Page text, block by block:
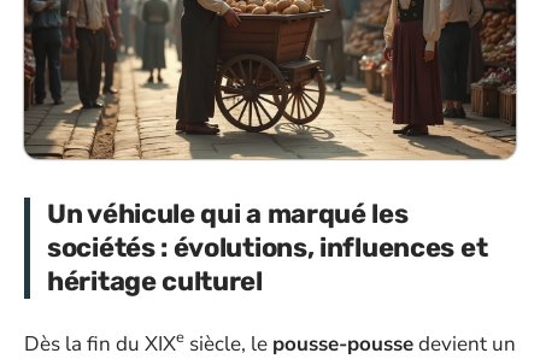
Un véhicule qui a marqué les
sociétés : évolutions, influences et
héritage culturel
Dès la fin du XIXe siècle, le pousse-poussedevient un